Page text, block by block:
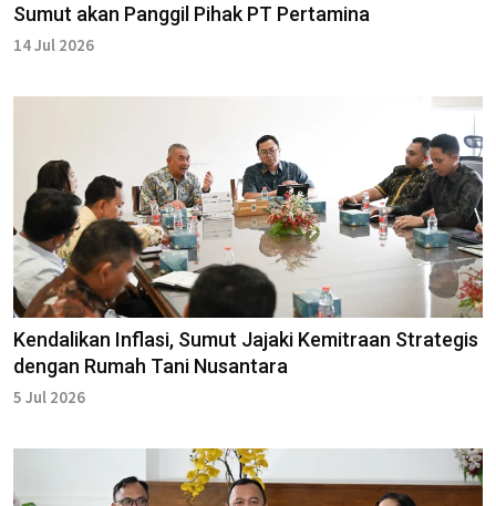
Sumut akan Panggil Pihak PT Pertamina
14 Jul 2026
Kendalikan Inflasi, Sumut Jajaki Kemitraan Strategis
dengan Rumah Tani Nusantara
5 Jul 2026